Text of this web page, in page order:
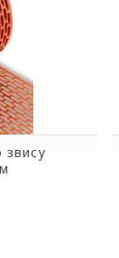
звису